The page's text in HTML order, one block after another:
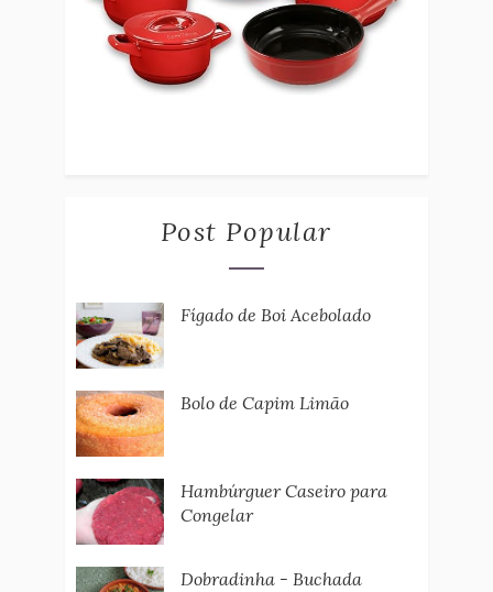
Post Popular
Fígado de Boi Acebolado
Bolo de Capim Limão
Hambúrguer Caseiro para
Congelar
Dobradinha - Buchada